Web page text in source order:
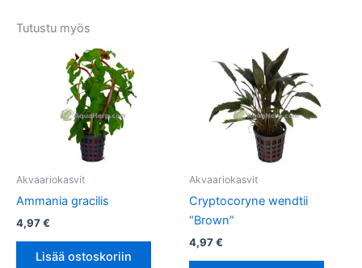
Tutustu myös
Akvaariokasvit
Ammania gracilis
4,97€
Lisää ostoskoriin
Akvaariokasvit
Cryptocoryne wendtii
“Brown”
4,97€